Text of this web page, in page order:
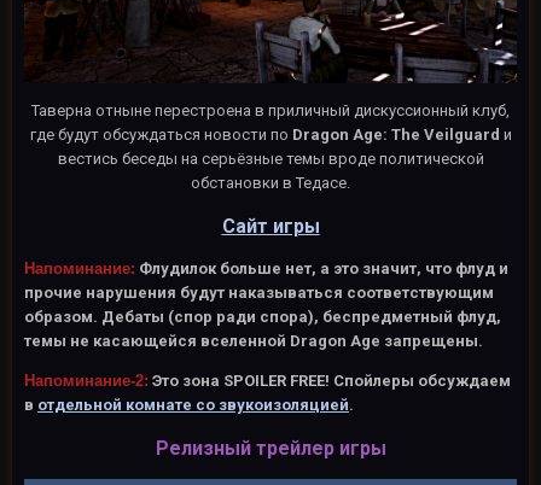
Таверна отныне перестроена в приличный дискуссионный клуб,
где будут обсуждаться новости по Dragon Age: The Veilguard и
вестись беседы на серьёзные темы вроде политической
обстановки в Тедасе.
Сайт игры
Напоминание: Флудилок больше нет, а это значит, что флуд и
прочие нарушения будут наказываться соответствующим
образом. Дебаты (спор ради спора), беспредметный флуд,
темы не касающейся вселенной Dragon Age запрещены.
Напоминание-2: Это зона SPOILER FREE! Спойлеры обсуждаем
в отдельной комнате со звукоизоляцией.
Релизный трейлер игры